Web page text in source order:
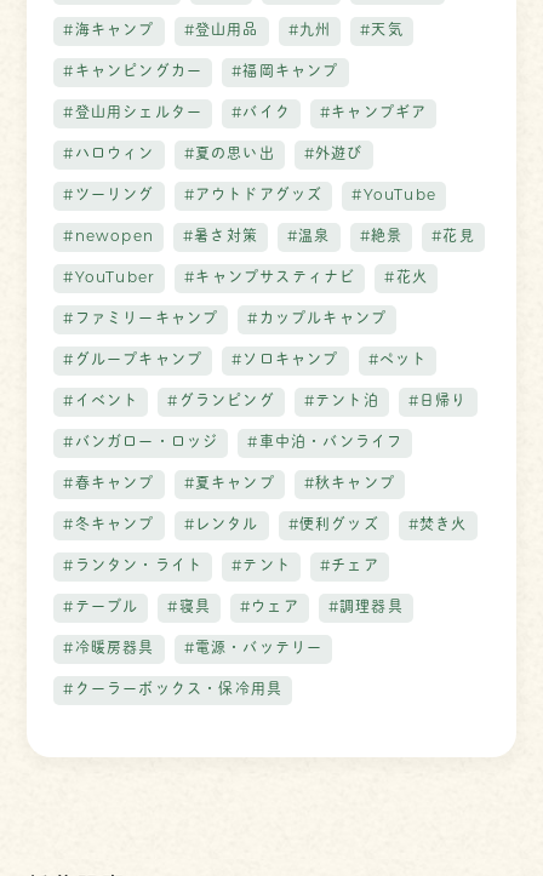
#海キャンプ #登山用品 #九州 #天気
#キャンピングカー #福岡キャンプ
#登山用シェルター #バイク #キャンプギア
#ハロウィン #夏の思い出 #外遊び
#ツーリング #アウトドアグッズ #YouTube
#newopen #暑さ対策 #温泉 #絶景 #花見
#YouTuber #キャンプサスティナビ #花火
#ファミリーキャンプ #カップルキャンプ
#グループキャンプ #ソロキャンプ #ペット
#イベント #グランピング #テント泊 #日帰り
#バンガロー・ロッジ #車中泊・バンライフ
#春キャンプ #夏キャンプ #秋キャンプ
#冬キャンプ #レンタル #便利グッズ #焚き火
#ランタン・ライト #テント #チェア
#テーブル #寝具 #ウェア #調理器具
#冷暖房器具 #電源・バッテリー
#クーラーボックス・保冷用具